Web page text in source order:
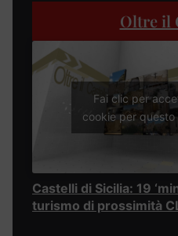
Oltre il
Fai clic per
cookie per questo
Castelli di Sicilia: 19
turismo di prossimità